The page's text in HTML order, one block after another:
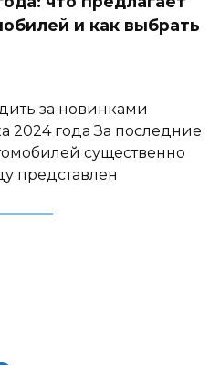
и как выбрать
за новинками
2024 года За последние
существенно
представлен